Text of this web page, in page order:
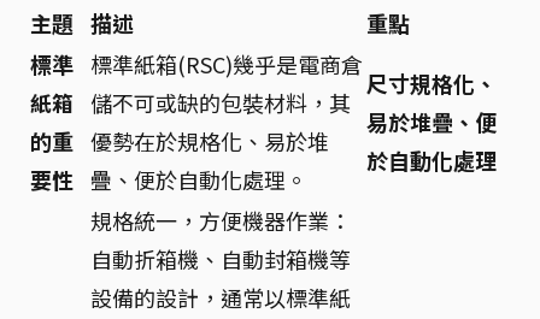
主題 描述
重點
標準
紙箱
的重
要性
標準紙箱(RSC)幾乎是電商倉
儲不可或缺的包裝材料，其
優勢在於規格化、易於堆
疊、便於自動化處理。
尺寸規格化、
易於堆疊、便
於自動化處理
規格統一，方便機器作業：
自動折箱機、自動封箱機等
設備的設計，通常以標準紙